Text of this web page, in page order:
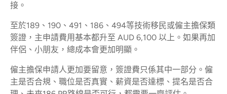
接。
至於189、190、491、186、494等技術移民或僱主擔保類
簽證，主申請費用基本都升至 AUD 6,100 以上。如果再加
伴侶、小朋友，總成本會更加明顯。
僱主擔保申請人更加要留意，簽證費只係其中一部分。僱
主是否合規、職位是否真實、薪資是否達標、提名是否合